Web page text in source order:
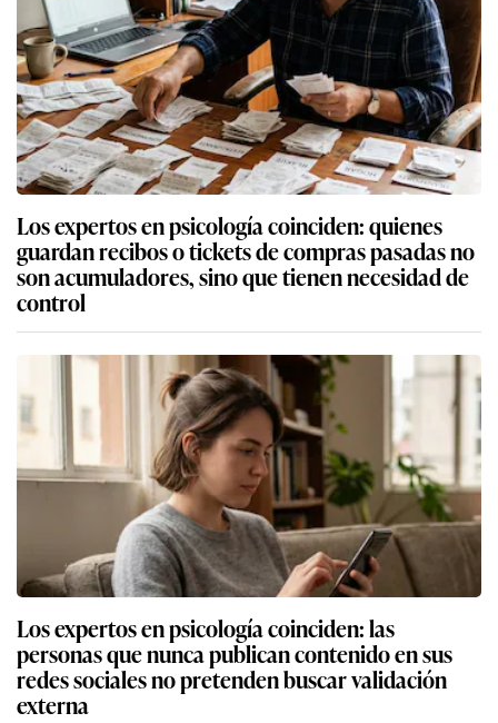
Los expertos en psicología coinciden: quienes
guardan recibos o tickets de compras pasadas no
son acumuladores, sino que tienen necesidad de
control
Los expertos en psicología coinciden: las
personas que nunca publican contenido en sus
redes sociales no pretenden buscar validación
externa